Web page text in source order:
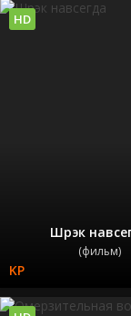
Шрэк
(фильм)
HD